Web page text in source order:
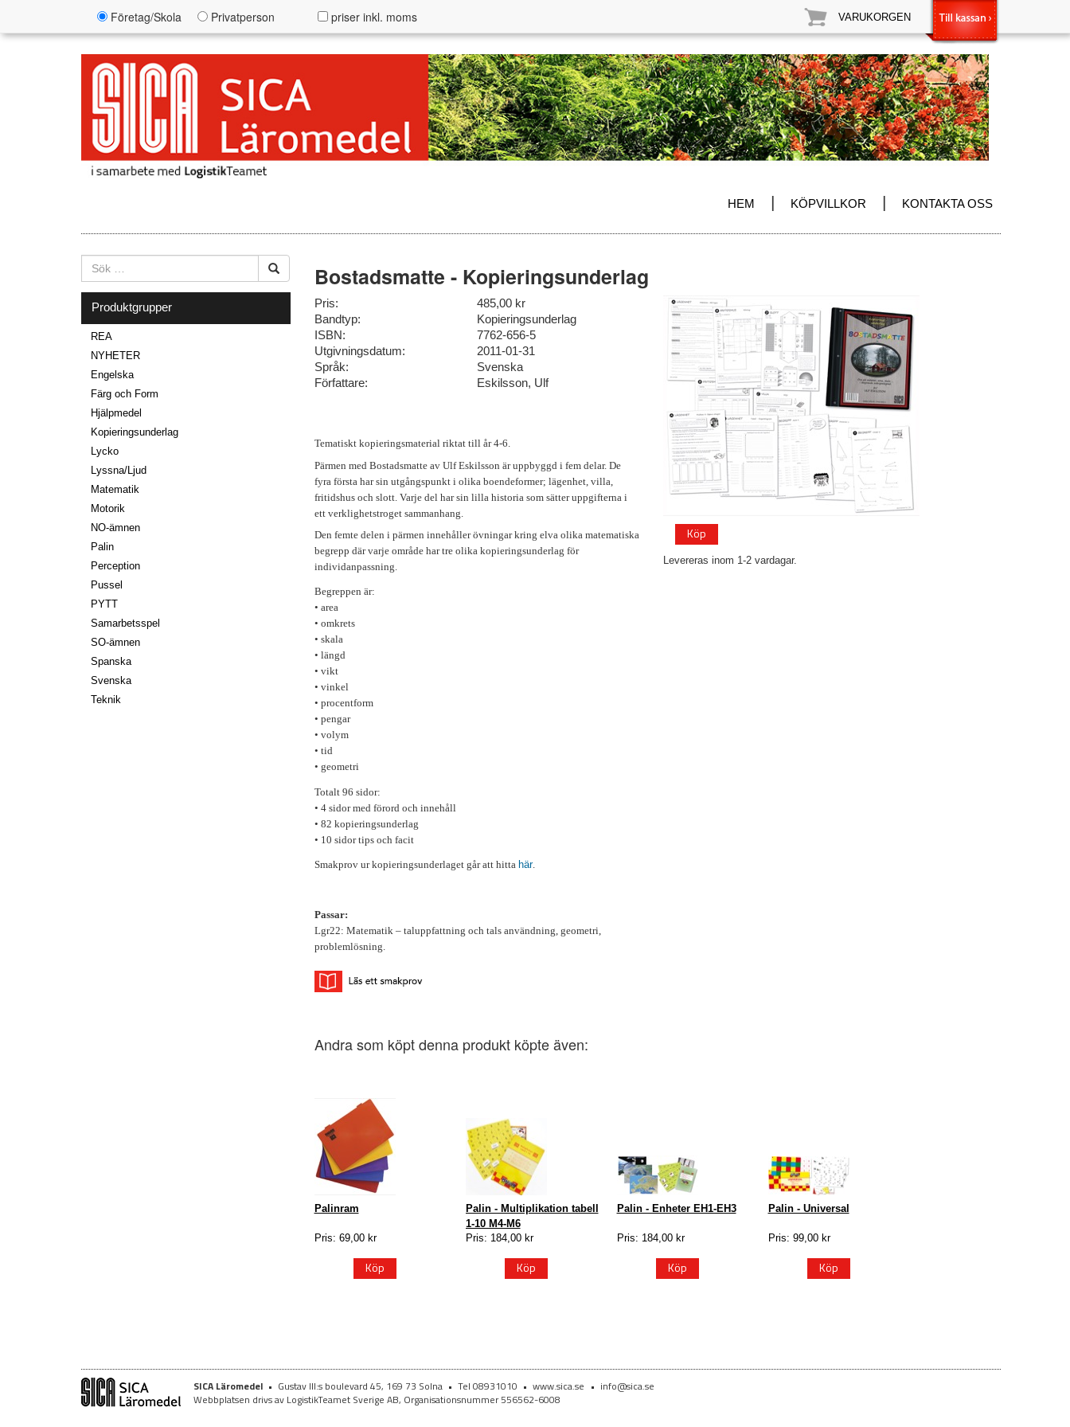
Företag/Skola Privatperson priser inkl. moms VARUKORGEN
HEM | KÖPVILLKOR | KONTAKTA OSS
Produktgrupper
REA
NYHETER
Engelska
Färg och Form
Hjälpmedel
Kopieringsunderlag
Lycko
Lyssna/Ljud
Matematik
Motorik
NO-ämnen
Palin
Perception
Pussel
PYTT
Samarbetsspel
SO-ämnen
Spanska
Svenska
Teknik
Bostadsmatte - Kopieringsunderlag
Köp
Levereras inom 1-2 vardagar.
Pris:
485,00 kr
Bandtyp:
Kopieringsunderlag
ISBN:
7762-656-5
Utgivningsdatum:
2011-01-31
Språk:
Svenska
Författare:
Eskilsson, Ulf
Tematiskt kopieringsmaterial riktat till år 4-6.
Pärmen med Bostadsmatte av Ulf Eskilsson är uppbyggd i fem delar. De
fyra första har sin utgångspunkt i olika boendeformer; lägenhet, villa,
fritidshus och slott. Varje del har sin lilla historia som sätter uppgifterna i
ett verklighetstroget sammanhang.
Den femte delen i pärmen innehåller övningar kring elva olika matematiska
begrepp där varje område har tre olika kopieringsunderlag för
individanpassning.
Begreppen är:
• area
• omkrets
• skala
• längd
• vikt
• vinkel
• procentform
• pengar
• volym
• tid
• geometri
Totalt 96 sidor:
• 4 sidor med förord och innehåll
• 82 kopieringsunderlag
• 10 sidor tips och facit
Smakprov ur kopieringsunderlaget går att hitta här.
Passar:
Lgr22: Matematik – taluppfattning och tals användning, geometri,
problemlösning.
Andra som köpt denna produkt köpte även:
Palinram
Pris: 69,00 kr
Köp
Palin - Multiplikation tabell
1-10 M4-M6
Pris: 184,00 kr
Köp
Palin - Enheter EH1-EH3
Pris: 184,00 kr
Köp
Palin - Universal
Pris: 99,00 kr
Köp
SICA Läromedel • Gustav III:s boulevard 45, 169 73 Solna • Tel 08931010 • www.sica.se • info@sica.se
Webbplatsen drivs av LogistikTeamet Sverige AB, Organisationsnummer 556562-6008